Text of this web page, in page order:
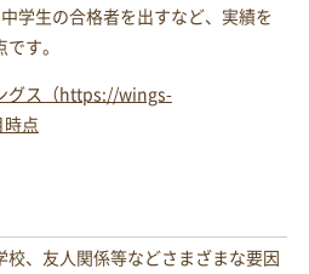
学生の合格者を出すなど、実績を
す。
グス（https://wings-
点
、友人関係等などさまざまな要因